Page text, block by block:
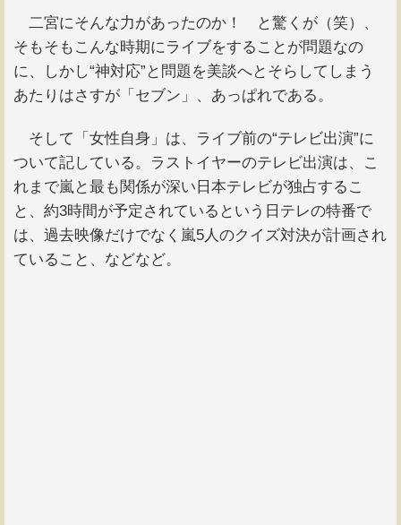
二宮にそんな力があったのか！ と驚くが（笑）、
そもそもこんな時期にライブをすることが問題なの
に、しかし“神対応”と問題を美談へとそらしてしまう
あたりはさすが「セブン」、あっぱれである。
そして「女性自身」は、ライブ前の“テレビ出演”に
ついて記している。ラストイヤーのテレビ出演は、こ
れまで嵐と最も関係が深い日本テレビが独占するこ
と、約3時間が予定されているという日テレの特番で
は、過去映像だけでなく嵐5人のクイズ対決が計画され
ていること、などなど。